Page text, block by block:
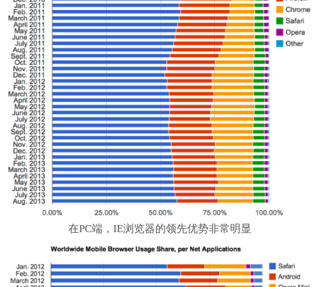
在PC端，IE浏览器的领先优势非常明显